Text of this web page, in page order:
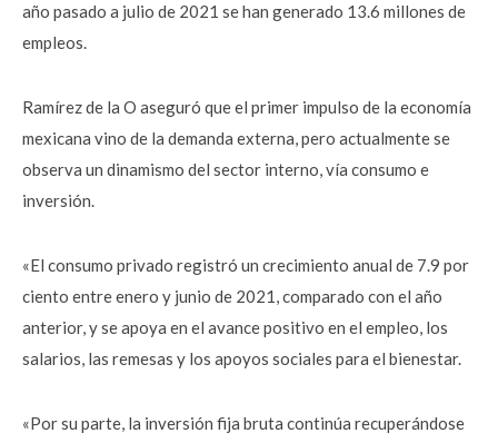
año pasado a julio de 2021 se han generado 13.6 millones de
empleos.
Ramírez de la O aseguró que el primer impulso de la economía
mexicana vino de la demanda externa, pero actualmente se
observa un dinamismo del sector interno, vía consumo e
inversión.
«El consumo privado registró un crecimiento anual de 7.9 por
ciento entre enero y junio de 2021, comparado con el año
anterior, y se apoya en el avance positivo en el empleo, los
salarios, las remesas y los apoyos sociales para el bienestar.
«Por su parte, la inversión fija bruta continúa recuperándose